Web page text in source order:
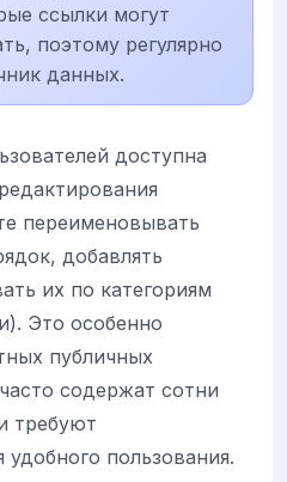
ссылки могут
поэтому регулярно
данных.
доступна
переименовывать
добавлять
их по категориям
Это особенно
публичных
содержат сотни
требуют
пользования.